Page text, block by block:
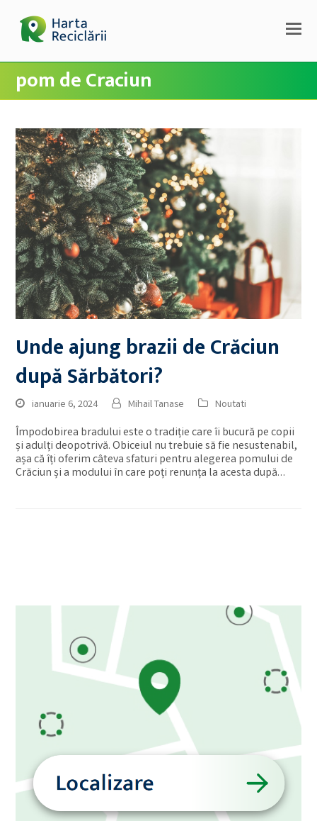
pom de Craciun
Unde ajung brazii de Crăciun
după Sărbători?
ianuarie 6, 2024 Mihail Tanase Noutati
Împodobirea bradului este o tradiție care îi bucură pe copii
și adulți deopotrivă. Obiceiul nu trebuie să fie nesustenabil,
așa că îți oferim câteva sfaturi pentru alegerea pomului de
Crăciun și a modului în care poți renunța la acesta după…